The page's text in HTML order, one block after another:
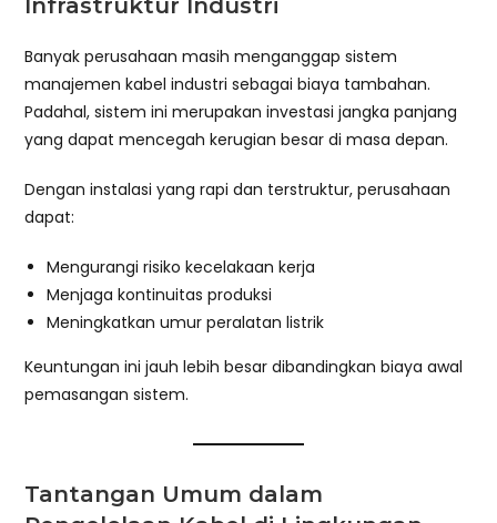
Banyak perusahaan masih menganggap sistem
manajemen kabel industri sebagai biaya tambahan.
Padahal, sistem ini merupakan investasi jangka panjang
yang dapat mencegah kerugian besar di masa depan.
Dengan instalasi yang rapi dan terstruktur, perusahaan
dapat:
Mengurangi risiko kecelakaan kerja
Menjaga kontinuitas produksi
Meningkatkan umur peralatan listrik
Keuntungan ini jauh lebih besar dibandingkan biaya awal
pemasangan sistem.
Tantangan Umum dalam